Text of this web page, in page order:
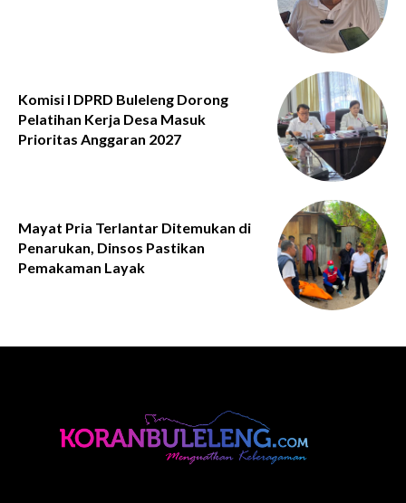
Komisi I DPRD Buleleng Dorong
Pelatihan Kerja Desa Masuk
Prioritas Anggaran 2027
Mayat Pria Terlantar Ditemukan di
Penarukan, Dinsos Pastikan
Pemakaman Layak